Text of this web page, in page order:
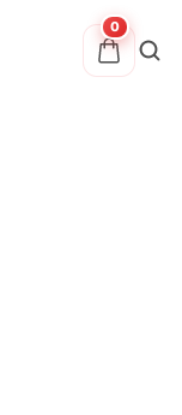
0